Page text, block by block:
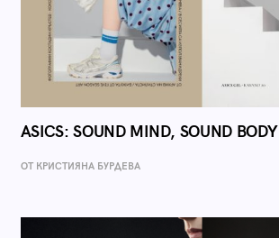
ASICS: SOUND MIND, SOUND BODY
ОТ КРИСТИЯНА БУРДЕВА